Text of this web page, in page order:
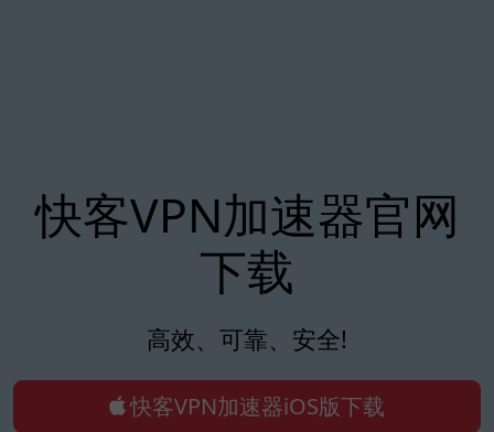
快客VPN加速器官网
下载
高效、可靠、安全!
快客VPN加速器iOS版下载